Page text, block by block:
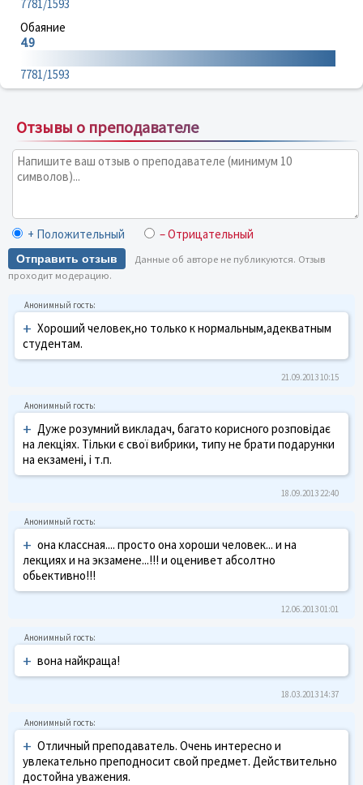
7781/1593
Обаяние
4.9
7781/1593
Отзывы о преподавателе
+ Положительный – Отрицательный
Отправить отзыв
Данные об авторе не публикуются. Отзыв
проходит модерацию.
+ Хороший человек,но только к нормальным,адекватным
студентам.
21.09.2013 10:15
+ Дуже розумний викладач, багато корисного розповідає
на лекціях. Тільки є свої вибрики, типу не брати подарунки
на екзамені, і т.п.
18.09.2013 22:40
+ она классная.... просто она хороши человек... и на
лекциях и на экзамене...!!! и оценивет абсолтно
обьективно!!!
12.06.2013 01:01
+ вона найкраща!
18.03.2013 14:37
+ Отличный преподаватель. Очень интересно и
увлекательно преподносит свой предмет. Действительно
достойна уважения.